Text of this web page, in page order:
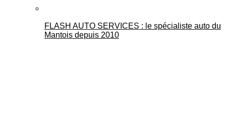
FLASH AUTO SERVICES : le spécialiste auto du
Mantois depuis 2010